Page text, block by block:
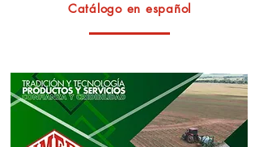
Catálogo en español